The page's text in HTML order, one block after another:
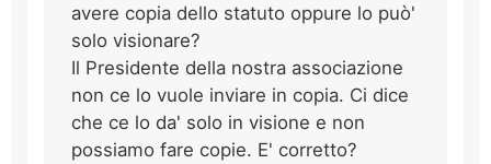
avere copia dello statuto oppure lo può'
solo visionare?
Il Presidente della nostra associazione
non ce lo vuole inviare in copia. Ci dice
che ce lo da' solo in visione e non
possiamo fare copie. E' corretto?